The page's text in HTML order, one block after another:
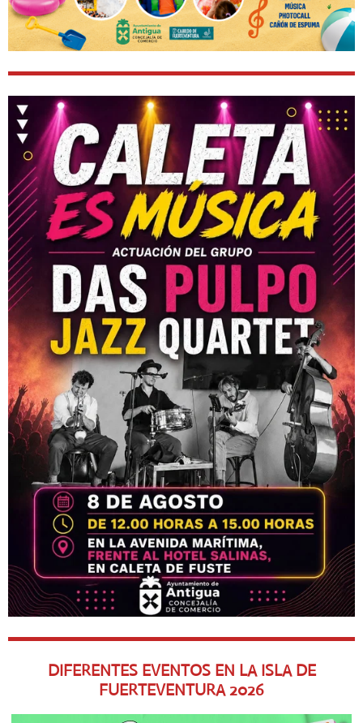
DIFERENTES EVENTOS EN LA ISLA DE
FUERTEVENTURA2026